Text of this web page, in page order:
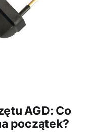
AGD: Co
początek?